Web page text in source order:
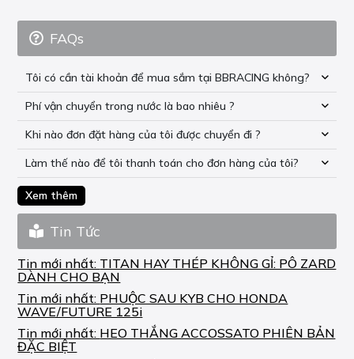
FAQs
Tôi có cần tài khoản để mua sắm tại BBRACING không?
Phí vận chuyển trong nước là bao nhiêu ?
Khi nào đơn đặt hàng của tôi được chuyển đi ?
Làm thế nào để tôi thanh toán cho đơn hàng của tôi?
Xem thêm
Tin Tức
Tin mới nhất: TITAN HAY THÉP KHÔNG GỈ: PÔ ZARD
DÀNH CHO BẠN
Tin mới nhất: PHUỘC SAU KYB CHO HONDA
WAVE/FUTURE 125i
Tin mới nhất: HEO THẮNG ACCOSSATO PHIÊN BẢN
ĐẶC BIỆT